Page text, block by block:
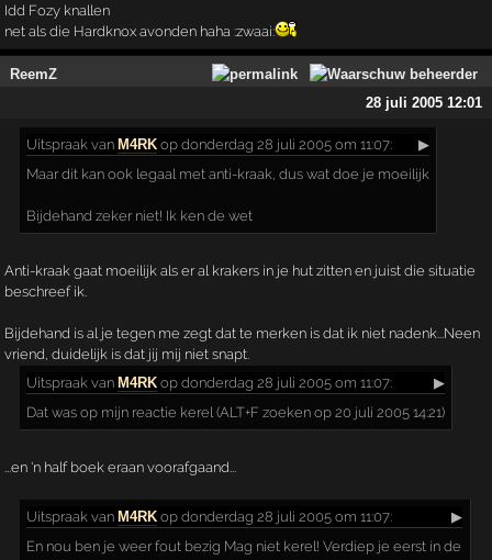
Idd Fozy knallen
net als die Hardknox avonden haha :zwaai:
ReemZ
28 juli 2005 12:01
Uitspraak van M4RK op donderdag 28 juli 2005 om 11:07:
▶
Maar dit kan ook legaal met anti-kraak, dus wat doe je moeilijk
Bijdehand zeker niet! Ik ken de wet
Anti-kraak gaat moeilijk als er al krakers in je hut zitten en juist die situatie
beschreef ik.
Bijdehand is al je tegen me zegt dat te merken is dat ik niet nadenk...Neen
vriend, duidelijk is dat jij mij niet snapt.
Uitspraak van M4RK op donderdag 28 juli 2005 om 11:07:
▶
Dat was op mijn reactie kerel (ALT+F zoeken op 20 juli 2005 14:21)
...en 'n half boek eraan voorafgaand...
Uitspraak van M4RK op donderdag 28 juli 2005 om 11:07:
▶
En nou ben je weer fout bezig Mag niet kerel! Verdiep je eerst in de